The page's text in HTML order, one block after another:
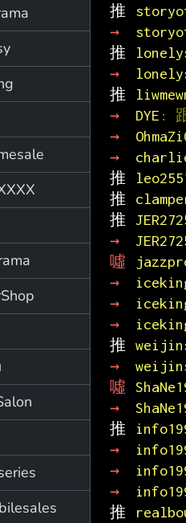
推
→
推
→
推
→
DYE :
→
→
推
推
推
→
噓
→
→
→
推
→
噓
→
推
→
→
→
推